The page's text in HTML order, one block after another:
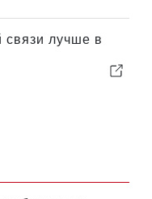
связи лучше в